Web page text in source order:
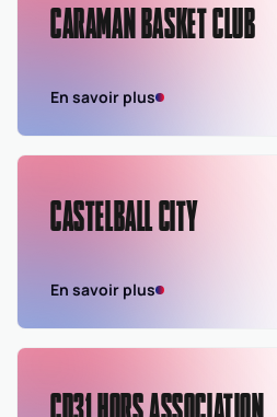
CARAMAN BASKET CLUB
En savoir plus
CASTELBALL CITY
En savoir plus